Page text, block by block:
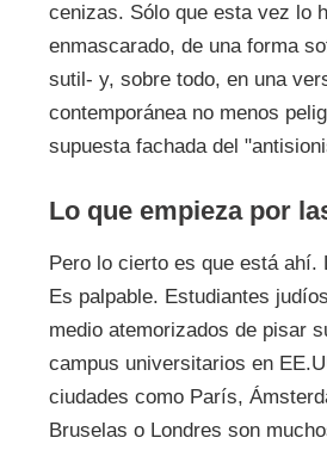
cenizas. Sólo que esta vez lo
enmascarado, de una forma
sutil- y, sobre todo, en una
contemporánea no menos
supuesta fachada del
Lo que empieza por
Pero lo cierto es que está ahí.
Es palpable. Estudiantes
medio atemorizados de pisar
campus universitarios en
ciudades como París,
Bruselas o Londres son